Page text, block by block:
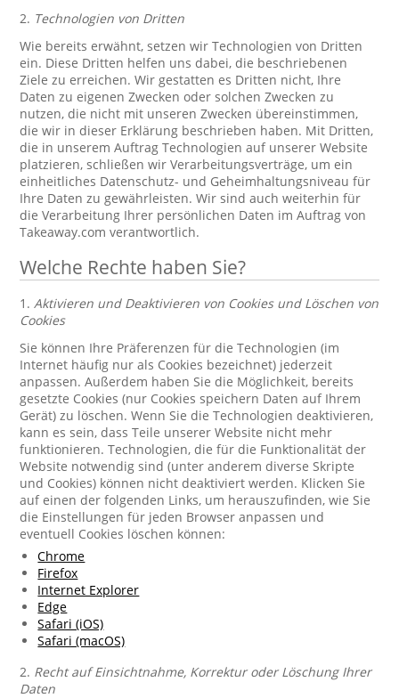
2. Technologien von Dritten
Wie bereits erwähnt, setzen wir Technologien von Dritten
ein. Diese Dritten helfen uns dabei, die beschriebenen
Ziele zu erreichen. Wir gestatten es Dritten nicht, Ihre
Daten zu eigenen Zwecken oder solchen Zwecken zu
nutzen, die nicht mit unseren Zwecken übereinstimmen,
die wir in dieser Erklärung beschrieben haben. Mit Dritten,
die in unserem Auftrag Technologien auf unserer Website
platzieren, schließen wir Verarbeitungsverträge, um ein
einheitliches Datenschutz- und Geheimhaltungsniveau für
Ihre Daten zu gewährleisten. Wir sind auch weiterhin für
die Verarbeitung Ihrer persönlichen Daten im Auftrag von
Takeaway.com verantwortlich.
Welche Rechte haben Sie?
1.Aktivieren und Deaktivieren von Cookies und Löschen von
Cookies
Sie können Ihre Präferenzen für die Technologien (im
Internet häufig nur als Cookies bezeichnet) jederzeit
anpassen. Außerdem haben Sie die Möglichkeit, bereits
gesetzte Cookies (nur Cookies speichern Daten auf Ihrem
Gerät) zu löschen. Wenn Sie die Technologien deaktivieren,
kann es sein, dass Teile unserer Website nicht mehr
funktionieren. Technologien, die für die Funktionalität der
Website notwendig sind (unter anderem diverse Skripte
und Cookies) können nicht deaktiviert werden. Klicken Sie
auf einen der folgenden Links, um herauszufinden, wie Sie
die Einstellungen für jeden Browser anpassen und
eventuell Cookies löschen können:
Chrome
Firefox
Internet Explorer
Edge
Safari (iOS)
Safari (macOS)
2. Recht auf Einsichtnahme, Korrektur oder Löschung Ihrer
Daten